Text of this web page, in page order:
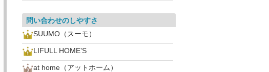
問い合わせのしやすさ
SUUMO（スーモ）
LIFULL HOME’S
at home（アットホーム）